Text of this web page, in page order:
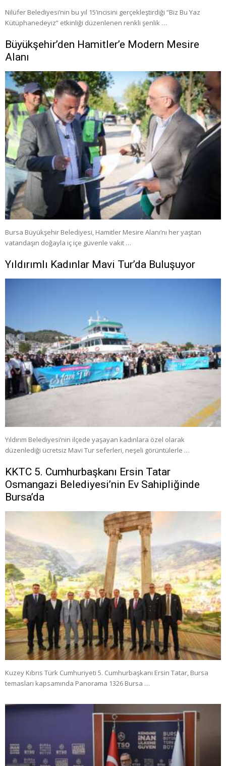
Nilüfer Belediyesi’nin bu yıl 15’incisini gerçekleştirdiği “Biz Bu Yaz
Kütüphanedeyiz” etkinliği düzenlenen renkli şenlik …
Büyükşehir’den Hamitler’e Modern Mesire
Alanı
Bursa Büyükşehir Belediyesi, Hamitler Mesire Alanı’nı her yaştan
vatandaşın doğayla iç içe güvenle vakit …
Yıldırımlı Kadınlar Mavi Tur’da Buluşuyor
Yıldırım Belediyesi’nin ilçede yaşayan kadınlara özel olarak
düzenlediği ücretsiz Mavi Tur seferleri, neşeli görüntülerle …
KKTC 5. Cumhurbaşkanı Ersin Tatar
Osmangazi Belediyesi’nin Ev Sahipliğinde
Bursa’da
Kuzey Kıbrıs Türk Cumhuriyeti 5. Cumhurbaşkanı Ersin Tatar, Bursa
temasları kapsamında Panorama 1326 Bursa …